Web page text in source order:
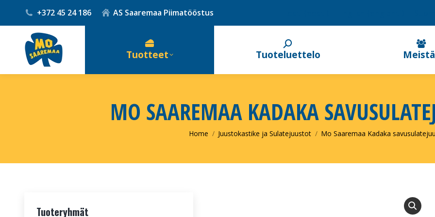
+372 45 24 186 AS Saaremaa Piimatööstus
Tuotteet Tuoteluettelo Meistä
MO SAAREMAA KADAKA
You are here:
Home Juustokastike ja Sulatejuustot Mo Saaremaa Kadaka
Tuoteryhmät